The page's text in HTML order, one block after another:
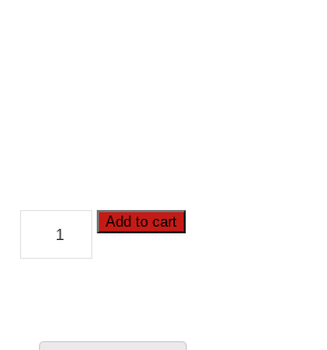
911
Add to cart